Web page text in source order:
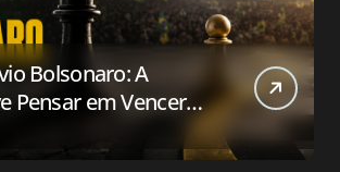
Bolsonaro: A
Pensar em Vencer